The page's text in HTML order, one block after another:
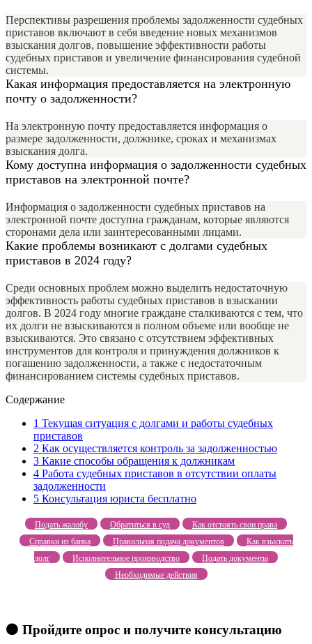
Перспективы разрешения проблемы задолженности судебных
приставов включают в себя введение новых механизмов
взыскания долгов, повышение эффективности работы
судебных приставов и увеличение финансирования судебной
системы.
Какая информация предоставляется на электронную
почту о задолженности?
На электронную почту предоставляется информация о
размере задолженности, должнике, сроках и механизмах
взыскания долга.
Кому доступна информация о задолженности судебных
приставов на электронной почте?
Информация о задолженности судебных приставов на
электронной почте доступна гражданам, которые являются
сторонами дела или заинтересованными лицами.
Какие проблемы возникают с долгами судебных
приставов в 2024 году?
Среди основных проблем можно выделить недостаточную
эффективность работы судебных приставов в взыскании
долгов. В 2024 году многие граждане сталкиваются с тем, что
их долги не взыскиваются в полном объеме или вообще не
взыскиваются. Это связано с отсутствием эффективных
инструментов для контроля и принуждения должников к
погашению задолженности, а также с недостаточным
финансированием системы судебных приставов.
Содержание
1 Текущая ситуация с долгами и работы судебных
приставов
2 Как осуществляется контроль за задолженностью
3 Какие способы обращения к должникам
4 Работа судебных приставов в отсутствии оплаты
задолженности
5 Консультация юриста бесплатно
Подать жалобу Обратиться в суд
Как отстоять свои права
Справки из банка
Правильная подача документов
Как взыскать
долг
Исполнительное производство
Подать документы
Необходимые действия
🟠 Пройдите опрос и получите консультацию